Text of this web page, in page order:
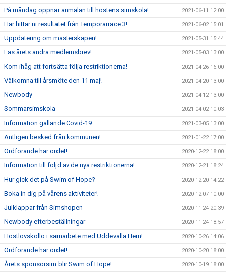
På måndag öppnar anmälan till höstens simskola! 2021-06-11 12:00
Här hittar ni resultatet från Temporärrace 3! 2021-06-02 15:01
Uppdatering om mästerskapen! 2021-05-31 15:44
Läs årets andra medlemsbrev! 2021-05-03 13:00
Kom ihåg att fortsätta följa restriktionerna! 2021-04-26 16:00
Välkomna till årsmöte den 11 maj! 2021-04-20 13:00
Newbody 2021-04-12 13:00
Sommarsimskola 2021-04-02 10:03
Information gällande Covid-19 2021-03-05 13:00
Äntligen besked från kommunen! 2021-01-22 17:00
Ordförande har ordet! 2020-12-22 18:00
Information till följd av de nya restriktionerna! 2020-12-21 18:24
Hur gick det på Swim of Hope? 2020-12-20 14:22
Boka in dig på vårens aktiviteter! 2020-12-07 10:00
Julklappar från Simshopen 2020-11-24 20:39
Newbody efterbeställningar 2020-11-24 18:57
Höstlovskollo i samarbete med Uddevalla Hem! 2020-10-26 14:06
Ordförande har ordet! 2020-10-20 18:00
Årets sponsorsim blir Swim of Hope! 2020-10-19 18:00